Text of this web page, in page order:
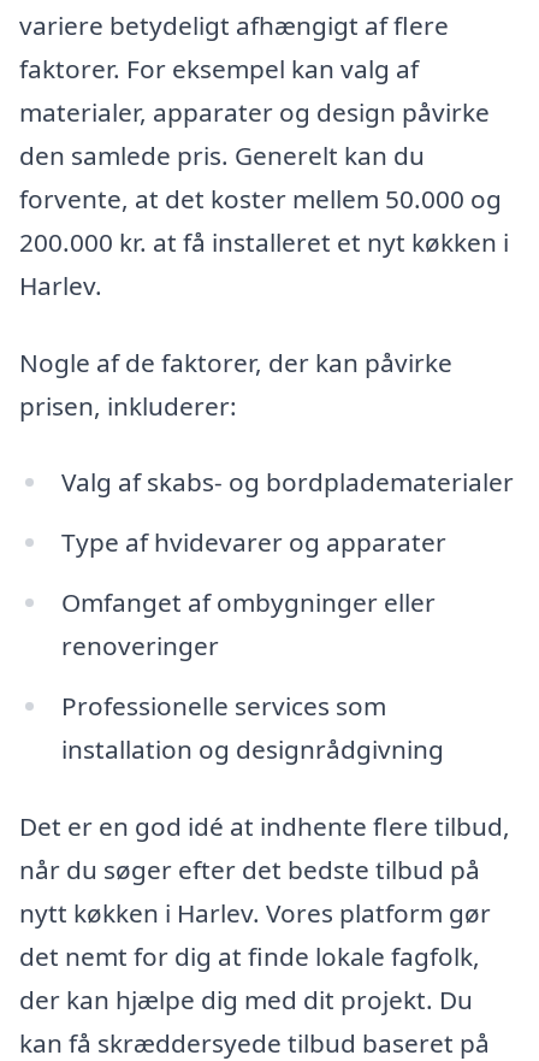
variere betydeligt afhængigt af flere
faktorer. For eksempel kan valg af
materialer, apparater og design påvirke
den samlede pris. Generelt kan du
forvente, at det koster mellem 50.000 og
200.000 kr. at få installeret et nyt køkken i
Harlev.
Nogle af de faktorer, der kan påvirke
prisen, inkluderer:
Valg af skabs- og bordpladematerialer
Type af hvidevarer og apparater
Omfanget af ombygninger eller
renoveringer
Professionelle services som
installation og designrådgivning
Det er en god idé at indhente flere tilbud,
når du søger efter det bedste tilbud på
nytt køkken i Harlev. Vores platform gør
det nemt for dig at finde lokale fagfolk,
der kan hjælpe dig med dit projekt. Du
kan få skræddersyede tilbud baseret på